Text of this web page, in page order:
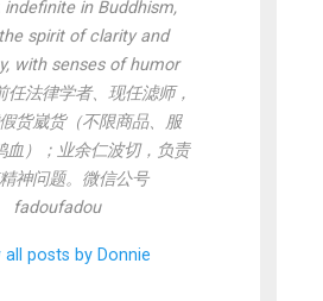
indefinite in Buddhism,
spirit of clarity and
with senses of humor
任法律学者、现任滤师，
货崴货（不限商品、服
血）；业余仁波切，负责
神问题。微信公号
fadoufadou
all posts by Donnie